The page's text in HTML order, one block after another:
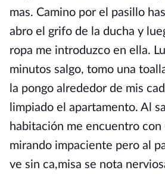
mas. Camino por el pasillo
abro el grifo de la ducha y
ropa me introduzco en ella.
minutos salgo, tomo una
la pongo alrededor de mis
limpiado el apartamento. Al
habitación me encuentro con
mirando impaciente pero al
ve sin ca,misa se nota